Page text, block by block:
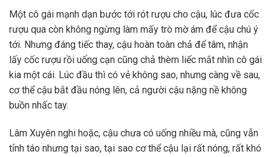
Một cô gái mạnh dạn bước tới rót rượu cho cậu, lúc đưa cốc
rượu qua còn không ngừng làm mấy trò mờ ám để cậu chú ý
tới. Nhưng đáng tiếc thay, cậu hoàn toàn chả để tâm, nhận
lấy cốc rượu rồi uống cạn cũng chả thèm liếc mắt nhìn cô gái
kia một cái. Lúc đầu thì có vẻ không sao, nhưng càng về sau,
cơ thể cậu bắt đầu nóng lên, cả người cậu nặng nề không
buồn nhấc tay.
Lâm Xuyên nghi hoặc, cậu chưa có uống nhiều mà, cũng vẫn
tỉnh táo nhưng tại sao, tại sao cơ thể cậu lại rất nóng, rất khó